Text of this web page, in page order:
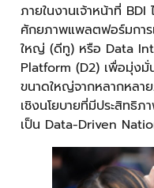
ภายในงานเจ้าหน้าที่
ศักยภาพแพลตฟอร์มการ
ใหญ่ (ดีทู) หรือ Data
Platform (D2) เพื่อมุ่งมั่
ขนาดใหญ่จากหลากหลา
เชิงนโยบายที่มีประสิทธิภ
เป็น Data-Driven